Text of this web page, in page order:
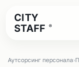
CITY
STAFF
®
Аутсорсинг персонала›